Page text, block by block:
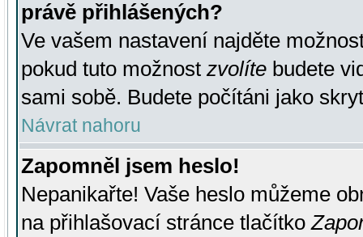
právě přihlášených?
Ve vašem nastavení najděte
pokud tuto možnost zvolíte budete
sami sobě. Budete počítáni jako
Návrat nahoru
Zapomněl jsem heslo!
Nepanikařte! Vaše heslo můžeme
na přihlašovací stránce tlačítko